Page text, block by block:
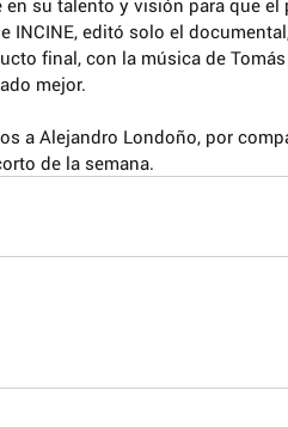
en su talento y visión para que
INCINE, editó solo el
final, con la música de
mejor.
a Alejandro Londoño, por
de la semana.